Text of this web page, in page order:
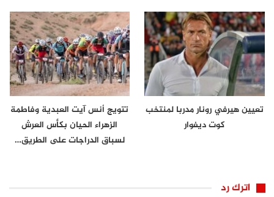
تعيين هيرفي رونار مدربا لمنتخب
كوت ديفوار
تتويج أنس آيت العبدية وفاطمة
الزهراء الحيان بكأس العرش
لسباق الدراجات على الطريق…
اترك رد